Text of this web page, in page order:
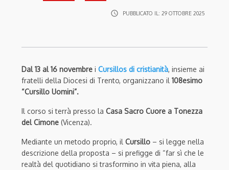
access_time PUBBLICATO IL: 29 OTTOBRE 2025
Dal 13 al 16 novembre i Cursillos di cristianità, insieme ai
fratelli della Diocesi di Trento, organizzano il 108esimo
“Cursillo Uomini”.
Il corso si terrà presso la Casa Sacro Cuore a Tonezza
del Cimone (Vicenza).
Mediante un metodo proprio, il Cursillo – si legge nella
descrizione della proposta – si prefigge di “far sì che le
realtà del quotidiano si trasformino in vita piena, alla